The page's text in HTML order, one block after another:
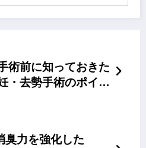
術前に知っておきた
・去勢手術のポイン
臭力を強化した